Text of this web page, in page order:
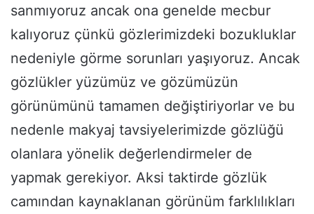
sanmıyoruz ancak ona genelde mecbur
kalıyoruz çünkü gözlerimizdeki bozukluklar
nedeniyle görme sorunları yaşıyoruz. Ancak
gözlükler yüzümüz ve gözümüzün
görünümünü tamamen değiştiriyorlar ve bu
nedenle makyaj tavsiyelerimizde gözlüğü
olanlara yönelik değerlendirmeler de
yapmak gerekiyor. Aksi taktirde gözlük
camından kaynaklanan görünüm farklılıkları